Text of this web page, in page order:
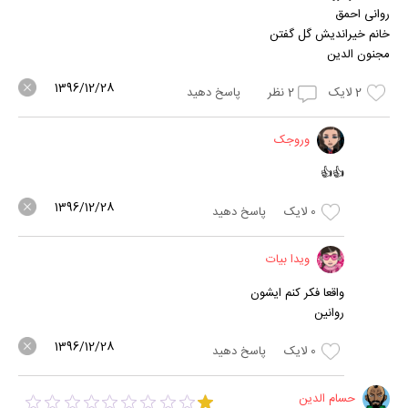
روانی احمق
خانم خیراندیش گل گفتن
مجنون الدین
2لایک 2نظر پاسخ دهید 1396/12/28
وروجک
👍👍
0 لایک پاسخ دهید 1396/12/28
ویدا بیات
واقعا فکر کنم ایشون
روانین
0 لایک پاسخ دهید 1396/12/28
حسام الدین